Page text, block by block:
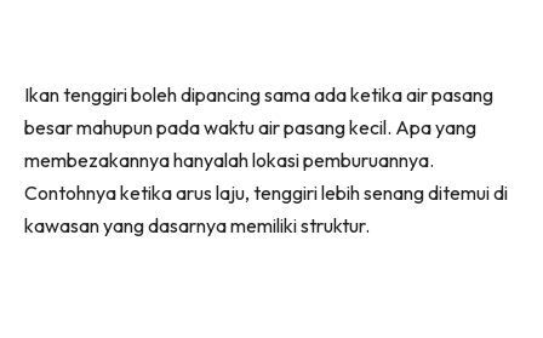
Ikan tenggiri boleh dipancing sama ada ketika air pasang
besar mahupun pada waktu air pasang kecil. Apa yang
membezakannya hanyalah lokasi pemburuannya.
Contohnya ketika arus laju, tenggiri lebih senang ditemui di
kawasan yang dasarnya memiliki struktur.